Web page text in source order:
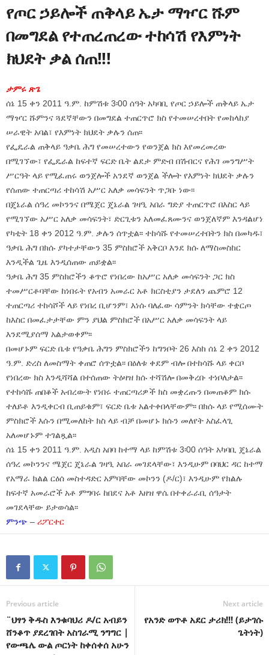
የጦር ኃይሎች ጠቅላይ ኤታ ማዦር ሹም
በመግደል የተጠረጠረው ተከሳሽ የእምነት
ክህደት ቃል ሰጠ!!!
ታምሩ ጽጌ
ሰኔ 15 ቀን 2011 ዓ.ም. ከምሽቱ 3፡00 ሰዓት አካባቢ የጦር ኃይሎች ጠቅላይ ኤታ
ማዦር ሹምንና ጓደኛቸውን በመግደል ተጠርጥሮ ክስ የተመሠረተበት የመከላከያ
ሠራዊት አባል፣ የእምነት ክህደት ቃሉን ሰጠ፡፡
የፌዴራል ጠቅላይ ዓቃቤ ሕግ የመሠረተውን የወንጀል ክስ እየመረመረው
በሚገኘው፣ የፌዴራል ከፍተኛ ፍርድ ቤት ልደታ ምድብ በሽብርና የሕገ መንግሥት
ሥርዓት ላይ የሚፈጠሩ ወንጀሎች አንደኛ ወንጀል ችሎት የእምነት ክህደት ቃሉን
የሰጠው ተጠርጣሪ ተከሳሽ አሥር አለቃ መሳፍንት ጥጋቡ ነው፡፡
በጄኔራል ሰዓረ መኮንንና በሜጀር ጄኔራል ገዛዒ አበራ ግድያ ተጠርጥሮ በእስር ላይ
የሚገኘው አሥር አለቃ መሳፍንት፣ ድርጊቱን አለመፈጸሙንና ወንጀለኛም እንዳልሆነ
የካቲት 18 ቀን 2012 ዓ.ም. ቃሉን ሰጥቷል፡፡ ተከሳሹ የተመሠረተበትን ክስ በመካዱ፣
ዓቃቤ ሕግ በክሱ ያካተታቸውን 35 ምስክሮች አቅርቦ እንደ ክሱ ለማስመስከር
እንዲችል ጊዜ እንዲሰጠው ጠይቋል፡፡
ዓቃቤ ሕግ 35 ምስክሮችን ቆጥሮ የነበረው ከአሥር አለቃ መሳፍንት ጋር ክስ
ተመሥርቶባቸው ከነበሩት የአብን አመራር አቶ ክርስቲያን ታደለን ጨምሮ 12
ተጠርጣሪ ተከሳሾች ላይ የነበረ ቢሆንም፣ እነሱ ባለፈው ሳምንት ክሳቸው ተቋርጦ
ከእስር በመፈታታቸው ምን ያህል ምስክሮች በአሥር አለቃ መሳፍንት ላይ
እንደሚያሰማ አልታወቀም፡፡
በመሆኑም ፍርድ ቤቱ የዓቃቤ ሕግን ምስክሮችን ከግንቦት 26 እስከ ሰኔ 2 ቀን 2012
ዓ.ም. ድረስ ለመስማት ቀጠሮ ሰጥቷል፡፡ በዕለቱ ቀደም ብሎ በተከሳሹ ላይ ቀርቦ
የነበረው ክስ እንዲሻሻል በተሰጠው ትዕዛዝ ክሱ ተሻሽሎ በመቅረቡ ተነቦለታል፡፡
የተከሳሹ ጠበቆች አብረውት የነበሩ ተጠርጣሪዎች ክስ መቋረጡን በመጠቆም ክሱ
ተለይቶ እንዲቀርብ ቢጠይቁም፣ ፍርድ ቤቱ አልተቀበላቸውም፡፡ በክሱ ላይ የሚሰሙት
ምስክሮች እሱን በሚመለከት ክስ ላይ ብቻ በመሆኑ ክሱን መለየት አስፈላጊ
አለመሆኑም ተገልጿል፡፡
ሰኔ 15 ቀን 2011 ዓ.ም. አዲስ አበባ ከተማ ላይ ከምሽቱ 3፡00 ሰዓት አካባቢ ጄኔራል
ሰዓረ መኮንንና ሜጀር ጄኔራል ገዛዒ አበራ መገደላቸው፣ እንዲሁም በባህር ዳር ከተማ
የአማራ ክልል ርዕሰ መስተዳድር አምባቸው መኮንን (ዶ/ር)፣ እንዲሁም የክልሉ
ከፍተኛ አመራሮች አቶ ምግባሩ ከበደና አቶ እዘዝ ዋሴ በተቀራራቢ ሰዓታት
መገደላቸው ይታወሳል፡፡
ምንጭ – ሪፖርተር
Previous article
¨ህፃን ቅዱስ እንቁባህሪ ዶ/ር አብይን
ሸንቆጥ ያደረገበት አስገራሚ ንግግር |
የውጫሌ ውል ጦርነት ከቀሰቀሰ አሁን
Next article
የአንድ ወጥቶ አደር ታሪክ!!! (ይታገሱ
ጌትነት)